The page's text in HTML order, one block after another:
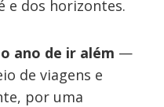
e dos horizontes.
ano de ir além —
de viagens e
por uma